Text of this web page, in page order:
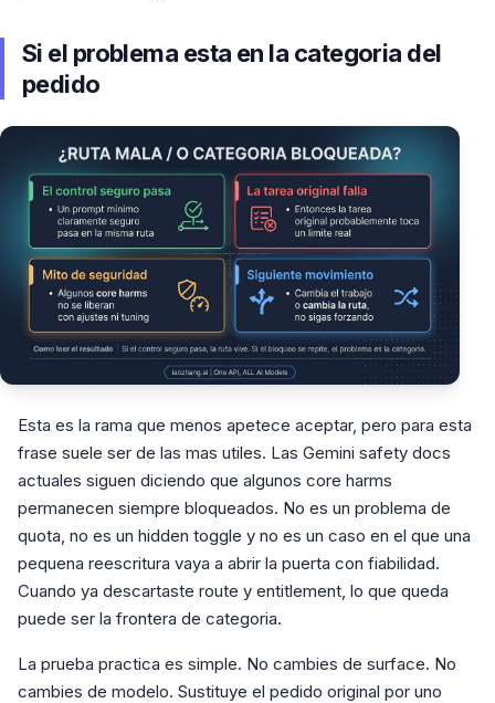
Si el problema esta en la categoria del
pedido
Esta es la rama que menos apetece aceptar, pero para esta
frase suele ser de las mas utiles. Las Gemini safety docs
actuales siguen diciendo que algunos core harms
permanecen siempre bloqueados. No es un problema de
quota, no es un hidden toggle y no es un caso en el que una
pequena reescritura vaya a abrir la puerta con fiabilidad.
Cuando ya descartaste route y entitlement, lo que queda
puede ser la frontera de categoria.
La prueba practica es simple. No cambies de surface. No
cambies de modelo. Sustituye el pedido original por uno